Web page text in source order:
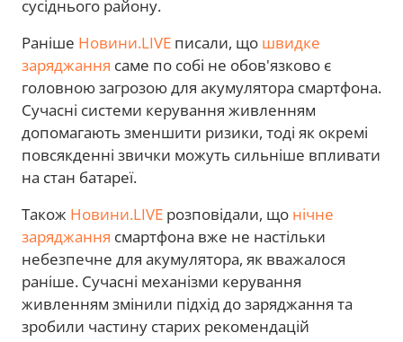
сусіднього району.
Раніше Новини.LIVE писали, що швидке
заряджання саме по собі не обов'язково є
головною загрозою для акумулятора смартфона.
Сучасні системи керування живленням
допомагають зменшити ризики, тоді як окремі
повсякденні звички можуть сильніше впливати
на стан батареї.
Також Новини.LIVE розповідали, що нічне
заряджання смартфона вже не настільки
небезпечне для акумулятора, як вважалося
раніше. Сучасні механізми керування
живленням змінили підхід до заряджання та
зробили частину старих рекомендацій